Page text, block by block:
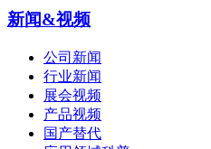
新闻&视频
公司新闻
行业新闻
展会视频
产品视频
国产替代